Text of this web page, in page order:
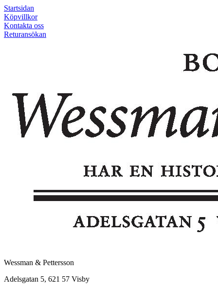
Startsidan
Köpvillkor
Kontakta oss
Returansökan
Wessman & Pettersson
Adelsgatan 5, 621 57 Visby